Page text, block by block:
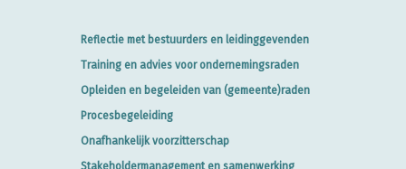
Reflectie met bestuurders en leidinggevenden
Training en advies voor ondernemingsraden
Opleiden en begeleiden van (gemeente)raden
Procesbegeleiding
Onafhankelijk voorzitterschap
Stakeholdermanagement en samenwerking